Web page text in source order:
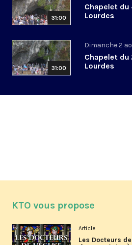
31:00
Chapelet
Lourdes
31:00
Dimanche 2
Chapelet
Lourdes
KTO vous propose
Article
Les Docteurs